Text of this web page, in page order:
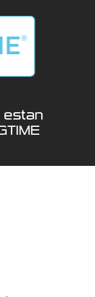
estan